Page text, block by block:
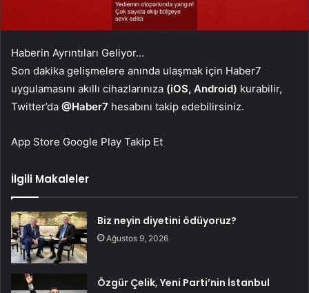
Haberin Ayrıntıları Geliyor…
Son dakika gelişmelere anında ulaşmak için Haber7
uygulamasını akıllı cihazlarınıza (iOS, Android) kurabilir,
Twitter’da @Haber7 hesabını takip edebilirsiniz.
App Store Google Play Takip Et
İlgili Makaleler
Biz neyin diyetini ödüyoruz?
Ağustos 9, 2026
Özgür Çelik, Yeni Parti’nin İstanbul